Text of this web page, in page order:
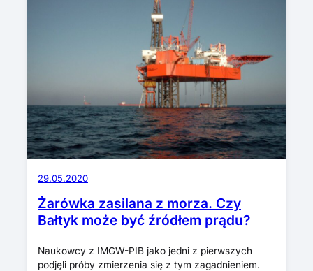
29.05.2020
Żarówka zasilana z morza. Czy
Bałtyk może być źródłem prądu?
Naukowcy z IMGW-PIB jako jedni z pierwszych
podjęli próby zmierzenia się z tym zagadnieniem.